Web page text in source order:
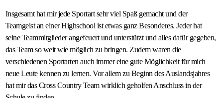
Insgesamt hat mir jede Sportart sehr viel Spaß gemacht und der
Teamgeist an einer Highschool ist etwas ganz Besonderes. Jeder hat
seine Teammitglieder angefeuert und unterstützt und alles dafür gegeben,
das Team so weit wie möglich zu bringen. Zudem waren die
verschiedenen Sportarten auch immer eine gute Möglichkeit für mich
neue Leute kennen zu lernen. Vor allem zu Beginn des Auslandsjahres
hat mir das Cross Country Team wirklich geholfen Anschluss in der